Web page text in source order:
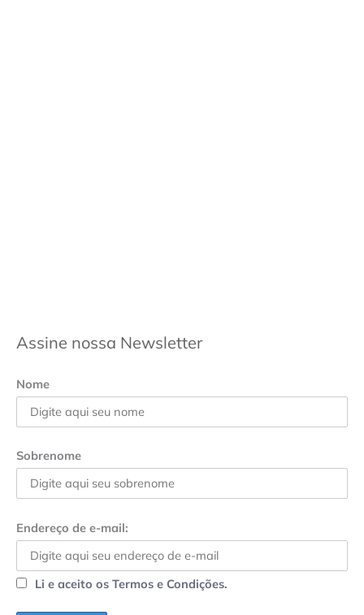
Assine nossa Newsletter
Nome
Sobrenome
Endereço de e-mail:
Li e aceito os Termos e Condições.